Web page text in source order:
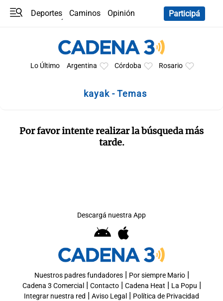
Deportes Caminos
Opinión
Participá
Lo Último Argentina Córdoba Rosario
kayak - Temas
Por favor intente realizar la búsqueda más
tarde.
Descargá nuestra App
Nuestros padres fundadores| Por siempre Mario|
Cadena 3 Comercial | Contacto| Cadena Heat | La Popu |
Integrar nuestra red | Aviso Legal | Política de Privacidad